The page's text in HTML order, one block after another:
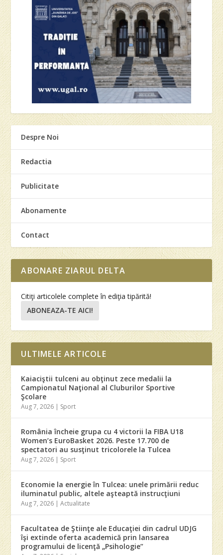
Despre Noi
Redactia
Publicitate
Abonamente
Contact
ABONARE ZIARUL DELTA
Citiţi articolele complete în ediţia tipărită!
ABONEAZA-TE AICI!
ULTIMELE ARTICOLE
Kaiaciştii tulceni au obţinut zece medalii la
Campionatul Naţional al Cluburilor Sportive
Şcolare
Aug 7, 2026 | Sport
România încheie grupa cu 4 victorii la FIBA U18
Women’s EuroBasket 2026. Peste 17.700 de
spectatori au susţinut tricolorele la Tulcea
Aug 7, 2026 | Sport
Economie la energie în Tulcea: unele primării reduc
iluminatul public, altele aşteaptă instrucţiuni
Aug 7, 2026 |Actualitate
Facultatea de Ştiinţe ale Educaţiei din cadrul UDJG
îşi extinde oferta academică prin lansarea
programului de licenţă „Psihologie”